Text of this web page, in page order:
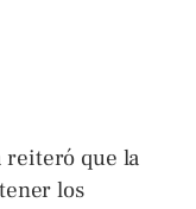
reiteró que la
los